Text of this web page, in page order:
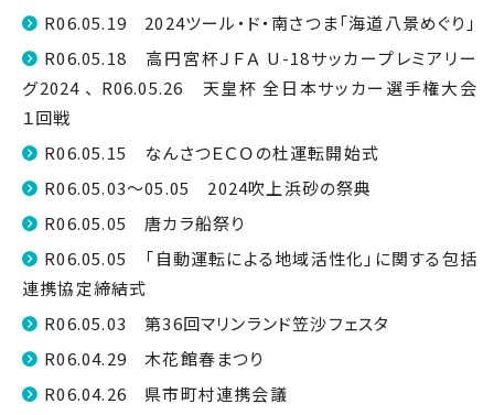
R06.05.19 2024ツール・ド・南さつま「海道八景めぐり」
R06.05.18 高円宮杯ＪＦＡ U-18サッカープレミアリー
グ2024 、 R06.05.26 天皇杯 全日本サッカー選手権大会
１回戦
R06.05.15 なんさつＥＣＯの杜運転開始式
R06.05.03～05.05 2024吹上浜砂の祭典
R06.05.05 唐カラ船祭り
R06.05.05 「自動運転による地域活性化」に関する包括
連携協定締結式
R06.05.03 第36回マリンランド笠沙フェスタ
R06.04.29 木花館春まつり
R06.04.26 県市町村連携会議